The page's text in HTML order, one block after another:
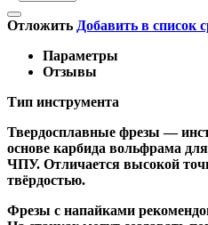
Отложить Добавить в список
Параметры
Отзывы
Тип инструмента
Твердосплавные фрезы —
основе карбида вольфрама
ЧПУ. Отличается высокой
твёрдостью.
Фрезы с напайками